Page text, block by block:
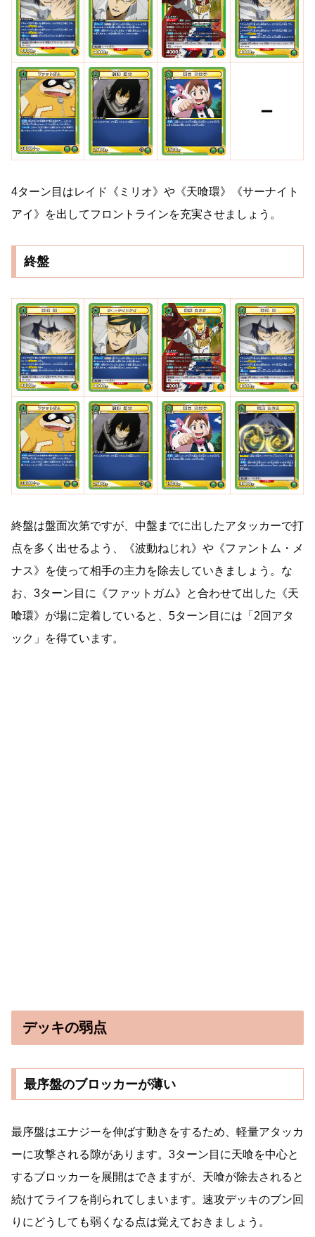
4ターン目はレイド《ミリオ》や《天喰環》《サーナイト
アイ》を出してフロントラインを充実させましょう。
終盤
終盤は盤面次第ですが、中盤までに出したアタッカーで打
点を多く出せるよう、《波動ねじれ》や《ファントム・メ
ナス》を使って相手の主力を除去していきましょう。な
お、3ターン目に《ファットガム》と合わせて出した《天
喰環》が場に定着していると、5ターン目には「2回アタ
ック」を得ています。
デッキの弱点
最序盤のブロッカーが薄い
最序盤はエナジーを伸ばす動きをするため、軽量アタッカ
ーに攻撃される隙があります。3ターン目に天喰を中心と
するブロッカーを展開はできますが、天喰が除去されると
続けてライフを削られてしまいます。速攻デッキのブン回
りにどうしても弱くなる点は覚えておきましょう。